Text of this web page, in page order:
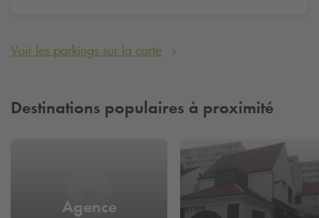
Voir les parkings sur la carte
Destinations populaires à proximité
Agence